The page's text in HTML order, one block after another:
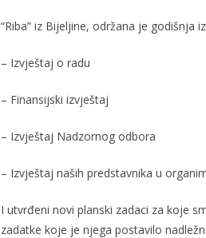
e
o
o
itt
er
ai p
y
“Riba” iz Bijeljine, održana je godišnja
– Izvještaj o radu
– Finansijski izvještaj
– Izvještaj Nadzornog odbora
– Izvještaj naših predstavnika u
I utvrđeni novi planski zadaci za koje
zadatke koje je njega postavilo